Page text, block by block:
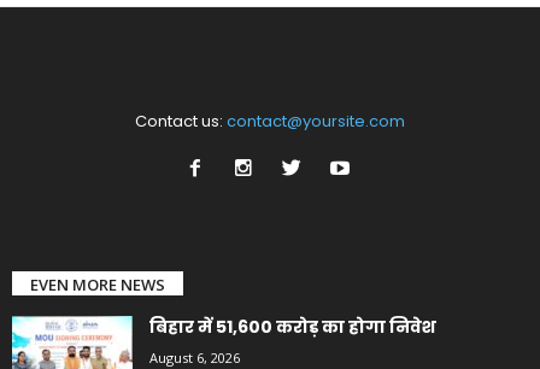
Contact us: contact@yoursite.com
EVEN MORE NEWS
बिहार में 51,600 करोड़ का होगा निवेश
August 6, 2026